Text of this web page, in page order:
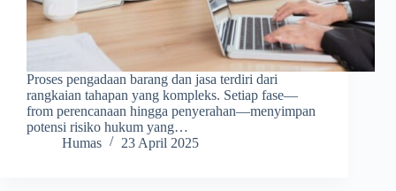
Proses pengadaan barang dan jasa terdiri dari
rangkaian tahapan yang kompleks. Setiap fase—
from perencanaan hingga penyerahan—menyimpan
potensi risiko hukum yang…
Humas
23 April 2025